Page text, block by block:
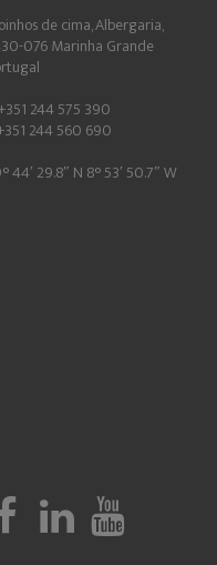
de cima, Albergaria,
076 Marinha Grande
244 575 390
244 560 690
44′ 29.8″ N 8° 53′ 50.7″ W